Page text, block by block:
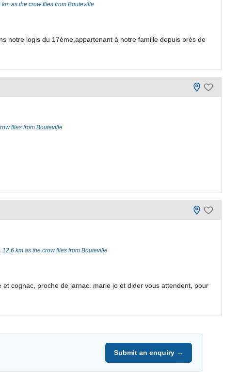
km as the crow flies from Bouteville
notre logis du 17ème,appartenant à notre famille depuis près de
flies from Bouteville
12,6 km as the crow flies from Bouteville
cognac, proche de jarnac. marie jo et dider vous attendent, pour
Submit an enquiry →